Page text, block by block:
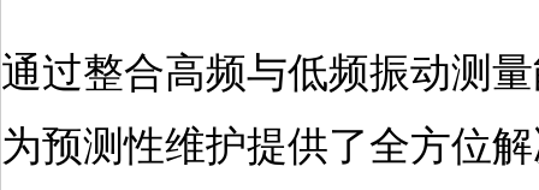
通过整合高频与低频振动测
为预测性维护提供了全方位